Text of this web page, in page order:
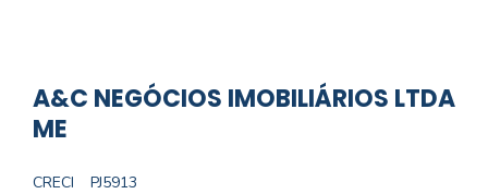
A&C NEGÓCIOS IMOBILIÁRIOS LTDA
ME
CRECI
PJ5913